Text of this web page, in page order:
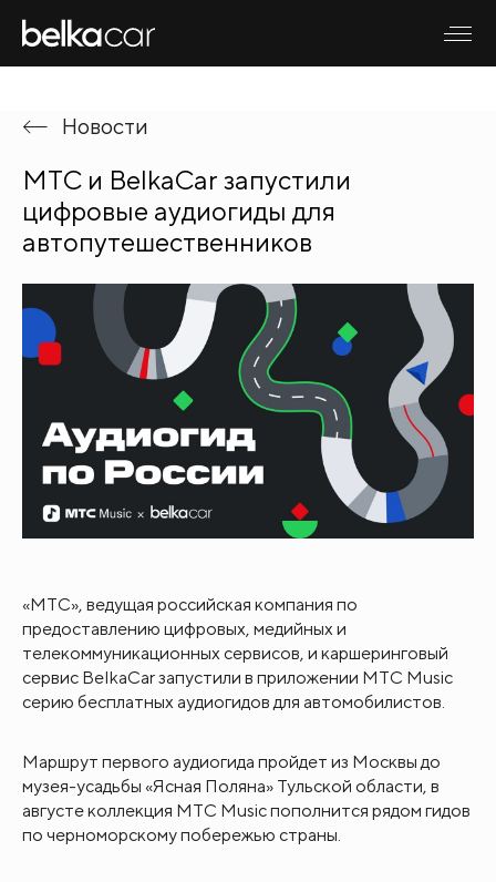
Новости
МТС и BelkaCar запустили
цифровые аудиогиды для
автопутешественников
«МТС», ведущая российская компания по
предоставлению цифровых, медийных и
телекоммуникационных сервисов, и каршеринговый
сервис BelkaCar запустили в приложении МТС Music
серию бесплатных аудиогидов для автомобилистов.
Маршрут первого аудиогида пройдет из Москвы до
музея-усадьбы «Ясная Поляна» Тульской области, в
августе коллекция МТС Music пополнится рядом гидов
по черноморскому побережью страны.